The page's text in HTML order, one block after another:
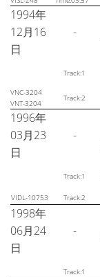
1994年
12月16
日
-
Track:1
VNC-3204
VNT-3204
Track:2
1996年
03月23
日
-
Track:1
VIDL-10753 Track:2
1998年
06月24
日
-
Track:1